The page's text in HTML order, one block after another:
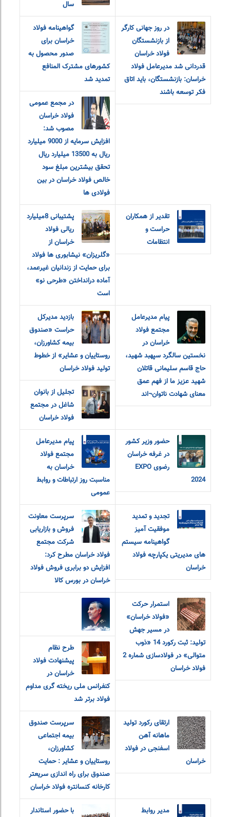
سال
در روز جهانی کارگر
از بازنشستگان
فولاد خراسان
قدردانی شد مدیرعامل فولاد
خراسان: بازنشستگان، باید اتاق
فکر توسعه باشند
گواهینامه فولاد
خراسان برای
صدور محصول به
کشورهای مشترک المنافع
تمدید شد
در مجمع عمومی
فولاد خراسان
مصوب شد:
افزایش سرمایه از 9000 میلیارد
ریال به 13500 میلیارد ریال
تحقق بیشترین مبلغ سود
خالص فولاد خراسان در بین
فولادی ها
تقدیر از همکاران
حراست و
انتظامات
پشتیبانی 8میلیارد
ریالی فولاد
خراسان از
«گلریزان» نیشابوری ها فولاد
برای حمایت از زندانیان غیرعمد،
آماده درانداختن «طرحی نو»
است
پیام مدیرعامل
مجتمع فولاد
خراسان در
نخستین سالگرد سپهبد شهید،
حاج قاسم سلیمانی قاتلان
شهید عزیز ما از فهم عمق
معنای شهادت ناتوان¬اند
بازدید مدیرکل
حراست «صندوق
بیمه کشاورزان،
روستاییان و عشایر» از خطوط
تولید فولاد خراسان
تجلیل از بانوان
شاغل در مجتمع
فولاد خراسان
حضور وزیر کشور
در غرفه خراسان
رضوی EXPO
2024
پیام مدیرعامل
مجتمع فولاد
خراسان به
مناسبت روز ارتباطات و روابط
عمومی
تجدید و تمدید
موفقیت آمیز
گواهینامه سیستم
های مدیریتی یکپارچه فولاد
خراسان
سرپرست معاونت
فروش و بازاریابی
شرکت مجتمع
فولاد خراسان مطرح کرد:
افزایش دو برابری فروش فولاد
خراسان در بورس کالا
استمرار حرکت
«فولاد خراسان»
در مسیر جهش
تولید: ثبت رکورد 14 «ذوب
متوالی» در فولادسازی شماره 2
فولاد خراسان
طرح نظام
پیشنهادت فولاد
خراسان در
کنفرانس ملی ریخته گری مداوم
فولاد برتر شد
ارتقای رکورد تولید
ماهانه آهن
اسفنجی در فولاد
خراسان
سرپرست صندوق
بیمه اجتماعی
کشاورزان،
روستاییان و عشایر : حمایت
صندوق برای راه اندازی سریعتر
کارخانه کنسانتره فولاد خراسان
مدیر روابط
با حضور استاندار